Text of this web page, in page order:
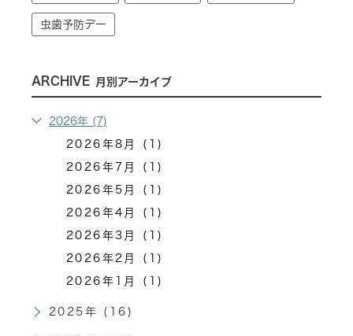
虫歯予防デー
ARCHIVE 月別アーカイブ
2026年 (7)
2026年8月 (1)
2026年7月 (1)
2026年5月 (1)
2026年4月 (1)
2026年3月 (1)
2026年2月 (1)
2026年1月 (1)
2025年 (16)